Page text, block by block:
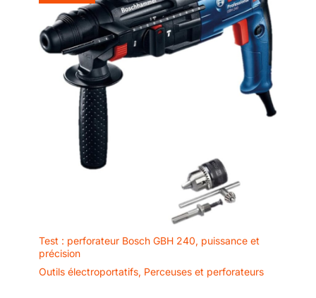
Test : perforateur Bosch GBH 240, puissance et
précision
Outils électroportatifs, Perceuses et perforateurs